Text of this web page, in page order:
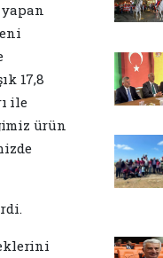
17,8
ile
ürün